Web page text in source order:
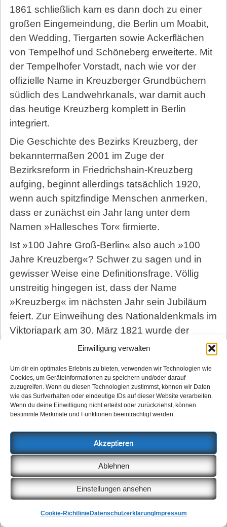
Einwilligung verwalten
Um dir ein optimales Erlebnis zu bieten, verwenden wir Technologien wie
Cookies, um Geräteinformationen zu speichern und/oder darauf
zuzugreifen. Wenn du diesen Technologien zustimmst, können wir Daten
wie das Surfverhalten oder eindeutige IDs auf dieser Website verarbeiten.
Wenn du deine Einwilligung nicht erteilst oder zurückziehst, können
bestimmte Merkmale und Funktionen beeinträchtigt werden.
Akzeptieren
Ablehnen
Einstellungen ansehen
Cookie-RichtlinieDatenschutzerklärungImpressum
1861 schließlich kam es dann doch zu einer
großen Eingemeindung, die Berlin um Moabit,
den Wedding, Tiergarten sowie Ackerflächen
von Tempelhof und Schöneberg erweiterte. Mit
der Tempelhofer Vorstadt, nach wie vor der
offizielle Name in Kreuzberger Grundbüchern
südlich des Landwehrkanals, war damit auch
das heutige Kreuzberg komplett in Berlin
integriert.
Die Geschichte des Bezirks Kreuzberg, der
bekanntermaßen 2001 im Zuge der
Bezirksreform in Friedrichshain-Kreuzberg
aufging, beginnt allerdings tatsächlich 1920,
wenn auch spitzfindige Menschen anmerken,
dass er zunächst ein Jahr lang unter dem
Namen »Hallesches Tor« firmierte.
Ist »100 Jahre Groß-Berlin« also auch »100
Jahre Kreuzberg«? Schwer zu sagen und in
gewisser Weise eine Definitionsfrage. Völlig
unstreitig hingegen ist, dass der Name
»Kreuzberg« im nächsten Jahr sein Jubiläum
feiert. Zur Einweihung des Nationaldenkmals im
Viktoria­park am 30. März 1821 wurde der
zuletzt »Tempelhofer Berg« genannte Hügel,
Denkmal steht, nämlich ganz offiziell in
»Kreuzberg« umbenannt.
Erschienen in der gedrucktenKuKvom
Oktober 2020.
Ressort:Berlin
Diese App ist leider
ausverkauft